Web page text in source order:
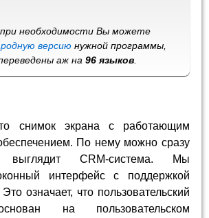
необходимости Вы можете
версию нужной программы,
аж на96 языков
снимок экрана с работающим
По нему можно сразу
выглядит CRM-система. Мы
интерфейс с поддержкой
означает, что пользовательский
на пользовательском